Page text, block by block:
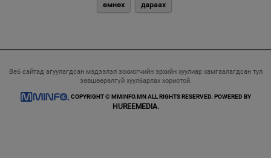
өмнөх дараах
Веб сайтад агуулагдсан мэдээлэл зохиогчийн эрхийн хуулиар хамгаалагдсан тул
зөвшөөрөлгүй хуулбарлах хориотой.
COPYRIGHT © MMINFO.MN ALL RIGHTS RESERVED. POWERED BY
HUREEMEDIA.